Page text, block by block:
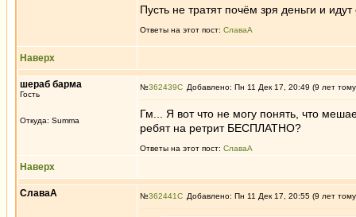
Пусть не тратят почём зря деньги и
Ответы на этот пост: СлаваА
Наверх
шераб барма
Гость
Откуда: Summa
№362439 Добавлено: Пн 11 Дек 17, 20:49 (9 лет
Гм... Я вот что не могу понять, что
ребят на ретрит БЕСПЛАТНО?
Ответы на этот пост: СлаваА
Наверх
СлаваА №362441 Добавлено: Пн 11 Дек 17, 20:55 (9 лет